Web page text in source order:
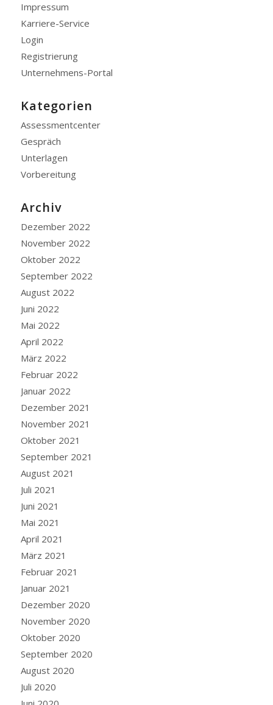
Impressum
Karriere-Service
Login
Registrierung
Unternehmens-Portal
Kategorien
Assessmentcenter
Gespräch
Unterlagen
Vorbereitung
Archiv
Dezember 2022
November 2022
Oktober 2022
September 2022
August 2022
Juni 2022
Mai 2022
April 2022
März 2022
Februar 2022
Januar 2022
Dezember 2021
November 2021
Oktober 2021
September 2021
August 2021
Juli 2021
Juni 2021
Mai 2021
April 2021
März 2021
Februar 2021
Januar 2021
Dezember 2020
November 2020
Oktober 2020
September 2020
August 2020
Juli 2020